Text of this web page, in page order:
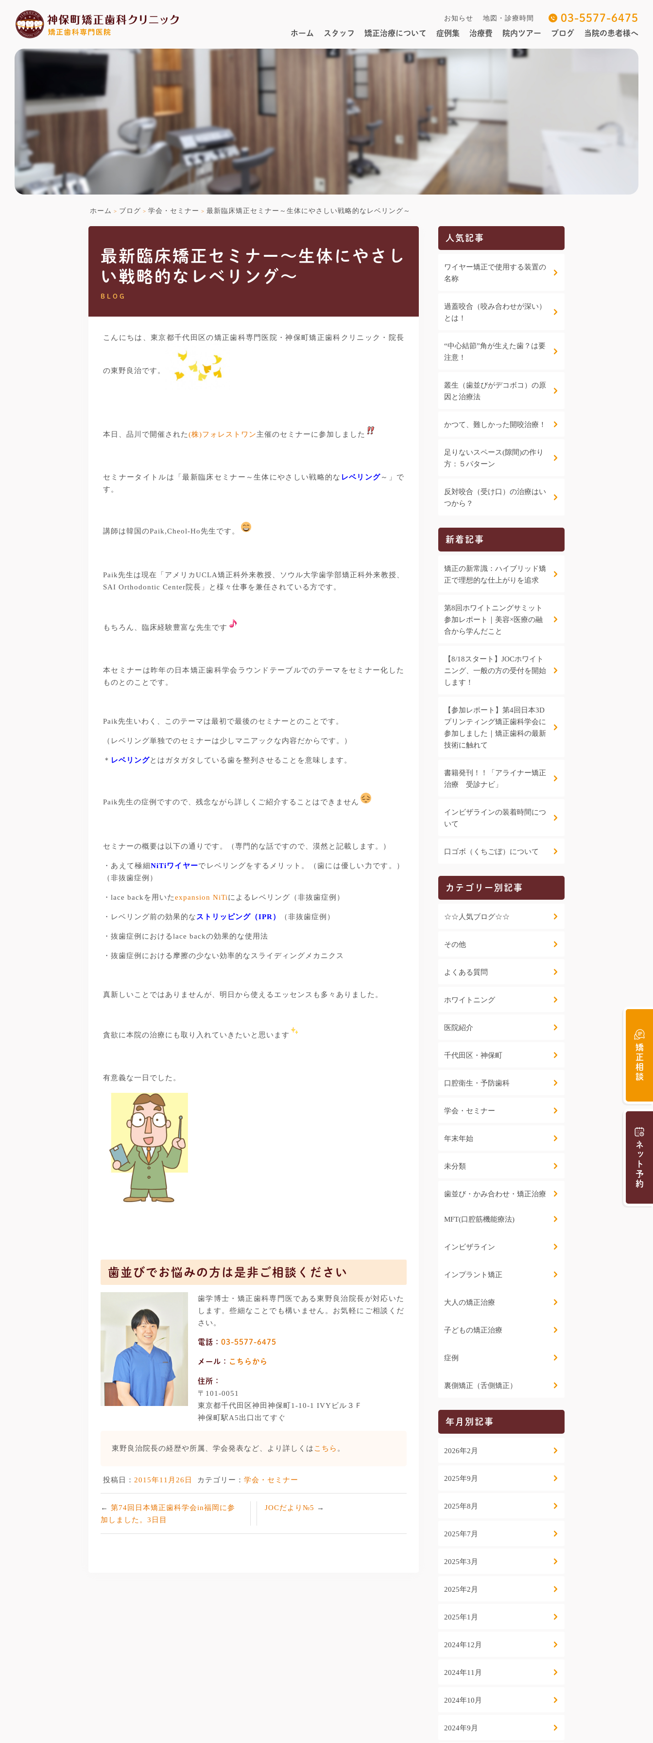
お知らせ 地図・診療時間 03-5577-6475
ホーム スタッフ 矯正治療について 症例集 治療費 院内ツアー ブログ 当院の患者様へ
ホーム > ブログ > 学会・セミナー > 最新臨床矯正セミナー～生体にやさしい戦略的なレベリング～
最新臨床矯正セミナー～生体にやさし
い戦略的なレベリング～
BLOG
こんにちは、東京都千代田区の矯正歯科専門医院・神保町矯正歯科クリニック・院長
の東野良治です。
本日、品川で開催された(株)フォレストワン主催のセミナーに参加しました
セミナータイトルは「最新臨床セミナー～生体にやさしい戦略的な レベリング～」で
す。
講師は韓国のPaik,Cheol-Ho先生です。
Paik先生は現在「アメリカUCLA矯正科外来教授、ソウル大学歯学部矯正科外来教授、
SAI Orthodontic Center院長」と様々仕事を兼任されている方です。
もちろん、臨床経験豊富な先生です
本セミナーは昨年の日本矯正歯科学会ラウンドテーブルでのテーマをセミナー化した
ものとのことです。
Paik先生いわく、このテーマは最初で最後のセミナーとのことです。
（レベリング単独でのセミナーは少しマニアックな内容だからです。）
＊ レベリングとはガタガタしている歯を整列させることを意味します。
Paik先生の症例ですので、残念ながら詳しくご紹介することはできません
セミナーの概要は以下の通りです。（専門的な話ですので、漠然と記載します。）
・あえて極細NiTiワイヤーでレベリングをするメリット。（歯には優しい力です。）
（非抜歯症例）
・lace backを用いたexpansion NiTiによるレベリング（非抜歯症例）
・レベリング前の効果的な ストリッピング（IPR） （非抜歯症例）
・抜歯症例におけるlace backの効果的な使用法
・抜歯症例における摩擦の少ない効率的なスライディングメカニクス
真新しいことではありませんが、明日から使えるエッセンスも多々ありました。
貪欲に本院の治療にも取り入れていきたいと思います
有意義な一日でした。
歯並びでお悩みの方は是非ご相談ください
歯学博士・矯正歯科専門医である東野良治院長が対応いた
します。些細なことでも構いません。お気軽にご相談くだ
さい。
電話： 03-5577-6475
メール： こちらから
住所：
〒101-0051
東京都千代田区神田神保町1-10-1 IVYビル３Ｆ
神保町駅A5出口出てすぐ
東野良治院長の経歴や所属、学会発表など、より詳しくは こちら 。
投稿日： 2015年11月26日 カテゴリー： 学会・セミナー
第74回日本矯正歯科学会in福岡に参
加しました。3日目
JOCだより№5
人気記事
ワイヤー矯正で使用する装置の
名称
過蓋咬合（咬み合わせが深い）
とは！
“中心結節”角が生えた歯？は要
注意！
叢生（歯並びがデコボコ）の原
因と治療法
かつて、難しかった開咬治療！
足りないスペース(隙間)の作り
方：５パターン
反対咬合（受け口）の治療はい
つから？
新着記事
矯正の新常識：ハイブリッド矯
正で理想的な仕上がりを追求
第8回ホワイトニングサミット
参加レポート｜美容×医療の融
合から学んだこと
【8/18スタート】JOCホワイト
ニング、一般の方の受付を開始
します！
【参加レポート】第4回日本3D
プリンティング矯正歯科学会に
参加しました｜矯正歯科の最新
技術に触れて
書籍発刊！！「アライナー矯正
治療 受診ナビ」
インビザラインの装着時間につ
いて
口ゴボ（くちごぼ）について
カテゴリー別記事
☆☆人気ブログ☆☆
その他
よくある質問
ホワイトニング
医院紹介
千代田区・神保町
口腔衛生・予防歯科
学会・セミナー
年末年始
未分類
歯並び・かみ合わせ・矯正治療
MFT(口腔筋機能療法)
インビザライン
インプラント矯正
大人の矯正治療
子どもの矯正治療
症例
裏側矯正（舌側矯正）
年月別記事
2026年2月
2025年9月
2025年8月
2025年7月
2025年3月
2025年2月
2025年1月
2024年12月
2024年11月
2024年10月
2024年9月
矯正相談
ネット予約